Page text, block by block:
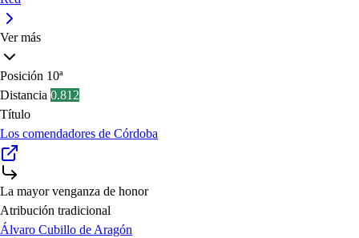
Ver más
Posición 10ª
Distancia 0.812
Título
Los comendadores de Córdoba
La mayor venganza de honor
Atribución tradicional
Álvaro Cubillo de Aragón